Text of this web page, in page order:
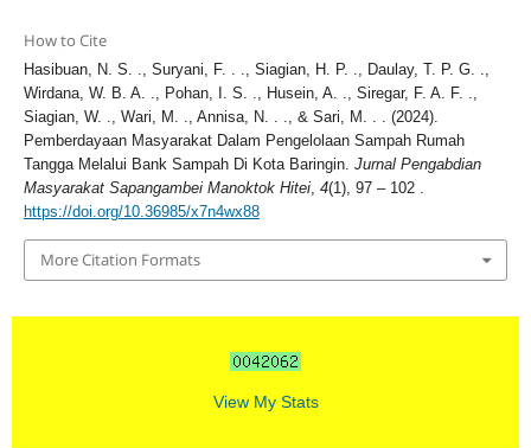
How to Cite
Hasibuan, N. S. ., Suryani, F. . ., Siagian, H. P. ., Daulay, T. P. G. .,
Wirdana, W. B. A. ., Pohan, I. S. ., Husein, A. ., Siregar, F. A. F. .,
Siagian, W. ., Wari, M. ., Annisa, N. . ., & Sari, M. . . (2024).
Pemberdayaan Masyarakat Dalam Pengelolaan Sampah Rumah
Tangga Melalui Bank Sampah Di Kota Baringin. Jurnal Pengabdian
Masyarakat Sapangambei Manoktok Hitei, 4(1), 97 – 102 .
https://doi.org/10.36985/x7n4wx88
More Citation Formats
View My Stats